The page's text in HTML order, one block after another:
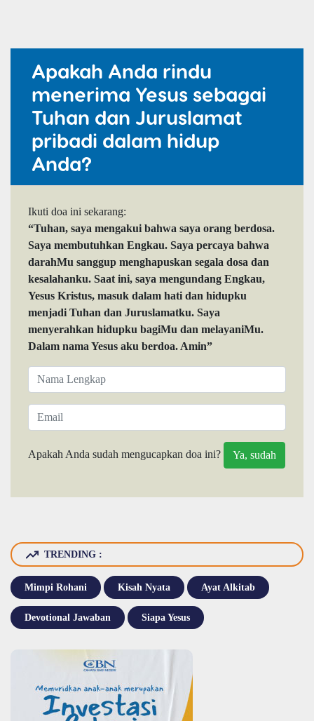
Apakah Anda rindu
menerima Yesus sebagai
Tuhan dan Juruslamat
pribadi dalam hidup
Anda?
Ikuti doa ini sekarang:
“Tuhan, saya mengakui bahwa saya orang berdosa.
Saya membutuhkan Engkau. Saya percaya bahwa
darahMu sanggup menghapuskan segala dosa dan
kesalahanku. Saat ini, saya mengundang Engkau,
Yesus Kristus, masuk dalam hati dan hidupku
menjadi Tuhan dan Juruslamatku. Saya
menyerahkan hidupku bagiMu dan melayaniMu.
Dalam nama Yesus aku berdoa. Amin”
Apakah Anda sudah mengucapkan doa ini?
TRENDING :
Mimpi Rohani Kisah Nyata Ayat Alkitab
Devotional Jawaban Siapa Yesus